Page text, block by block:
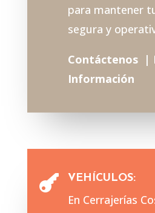
para mantener
segura y
Contáctenos |
Información
 VEHÍCULOS:
En Cerrajerías